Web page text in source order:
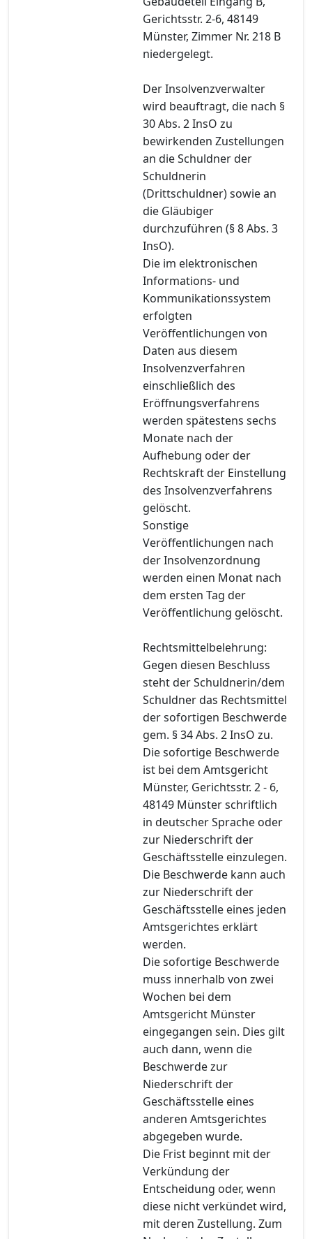
Gerichtsstr. 2-6, 48149
Münster, Zimmer Nr. 218 B
niedergelegt.
Der Insolvenzverwalter
wird beauftragt, die nach §
30 Abs. 2 InsO zu
bewirkenden Zustellungen
an die Schuldner der
Schuldnerin
(Drittschuldner) sowie an
die Gläubiger
durchzuführen (§ 8 Abs. 3
InsO).
Die im elektronischen
Informations- und
Kommunikationssystem
erfolgten
Veröffentlichungen von
Daten aus diesem
Insolvenzverfahren
einschließlich des
Eröffnungsverfahrens
werden spätestens sechs
Monate nach der
Aufhebung oder der
Rechtskraft der Einstellung
des Insolvenzverfahrens
gelöscht.
Sonstige
Veröffentlichungen nach
der Insolvenzordnung
werden einen Monat nach
dem ersten Tag der
Veröffentlichung gelöscht.
Rechtsmittelbelehrung:
Gegen diesen Beschluss
steht der Schuldnerin/dem
Schuldner das Rechtsmittel
der sofortigen Beschwerde
gem. § 34 Abs. 2 InsO zu.
Die sofortige Beschwerde
ist bei dem Amtsgericht
Münster, Gerichtsstr. 2 - 6,
48149 Münster schriftlich
in deutscher Sprache oder
zur Niederschrift der
Geschäftsstelle einzulegen.
Die Beschwerde kann auch
zur Niederschrift der
Geschäftsstelle eines jeden
Amtsgerichtes erklärt
werden.
Die sofortige Beschwerde
muss innerhalb von zwei
Wochen bei dem
Amtsgericht Münster
eingegangen sein. Dies gilt
auch dann, wenn die
Beschwerde zur
Niederschrift der
Geschäftsstelle eines
anderen Amtsgerichtes
abgegeben wurde.
Die Frist beginnt mit der
Verkündung der
Entscheidung oder, wenn
diese nicht verkündet wird,
mit deren Zustellung. Zum